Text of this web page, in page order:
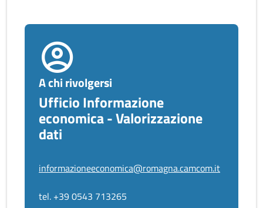
A chi rivolgersi
Ufficio Informazione
economica - Valorizzazione
dati
informazioneeconomica@romagna.camcom.it
tel. +39 0543 713265